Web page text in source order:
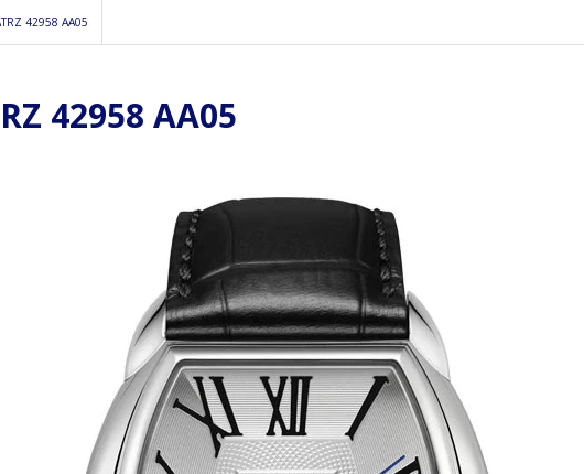
42958 AA05
42958 AA05